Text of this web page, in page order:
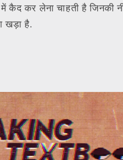
कैद कर लेना चाहती है जिनकी
खड़ा है.